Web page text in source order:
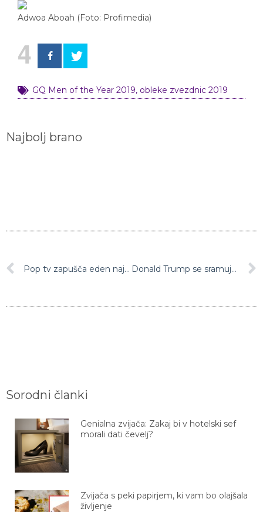
Adwoa Aboah (Foto: Profimedia)
4
GQ Men of the Year 2019, obleke zvezdnic 2019
Najbolj brano
Pop tv zapušča eden najbolj znanih obrazov: Ali bo težko? Bo. Vedno! Donald Trump se sramuje svoje hčerke, razlog je zelo krut
Sorodni članki
Genialna zvijača: Zakaj bi v hotelski sef
morali dati čevelj?
Zvijača s peki papirjem, ki vam bo olajšala
življenje